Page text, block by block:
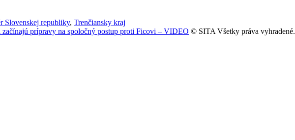
Slovenskej republiky, Trenčiansky kraj
prípravy na spoločný postup proti Ficovi – VIDEO © SITA Všetky práva vyhradené.